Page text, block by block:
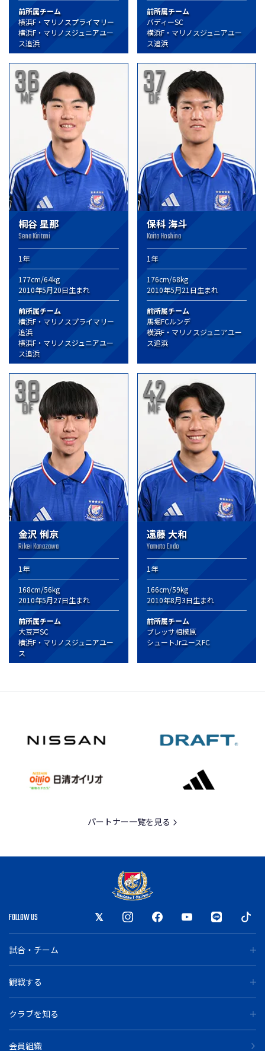
前所属チーム
横浜F・マリノスプライマリー
横浜F・マリノスジュニアユー
ス追浜
前所属チーム
バディーSC
横浜F・マリノスジュニアユー
ス追浜
36
MF
桐谷 星那
Sena Kiritani
1年
177cm/64kg
2010年5月20日生まれ
前所属チーム
横浜F・マリノスプライマリー
追浜
横浜F・マリノスジュニアユー
ス追浜
37
DF
保科 海斗
Kaito Hoshina
1年
176cm/68kg
2010年5月21日生まれ
前所属チーム
馬堀FCルンデ
横浜F・マリノスジュニアユー
ス追浜
38
DF
金沢 俐京
Rikei Kanazawa
1年
168cm/56kg
2010年5月27日生まれ
前所属チーム
大豆戸SC
横浜F・マリノスジュニアユー
ス
42
MF
遠藤 大和
Yamato Endo
1年
166cm/59kg
2010年8月3日生まれ
前所属チーム
ブレッサ相模原
シュートJrユースFC
パートナー一覧を見る
FOLLOW US
試合・チーム
観戦する
クラブを知る
会員組織